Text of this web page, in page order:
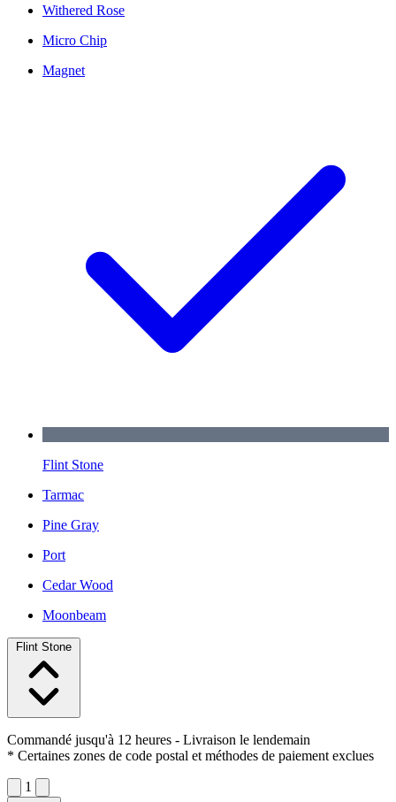
Withered Rose
Micro Chip
Magnet
Flint Stone
Tarmac
Pine Gray
Port
Cedar Wood
Moonbeam
Flint Stone
Commandé jusqu'à 12 heures - Livraison le lendemain
* Certaines zones de code postal et méthodes de paiement exclues
1